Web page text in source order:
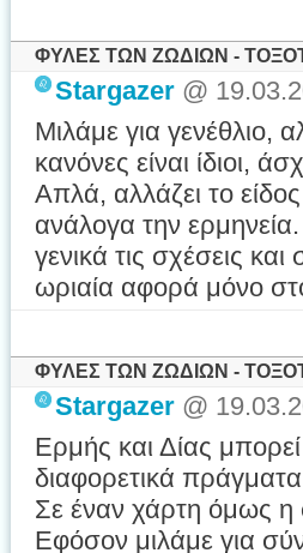
ΦΥΛΕΣ ΤΩΝ ΖΩΔΙΩΝ -
Stargazer @
Μιλάμε για γενέθλιο,
κανόνες είναι ίδιοι,
Απλά, αλλάζει το
ανάλογα την
γενικά τις σχέσεις
ωριαία αφορά μόνο
ΦΥΛΕΣ ΤΩΝ ΖΩΔΙΩΝ -
Stargazer @
Ερμής και Δίας
διαφορετικά
Σε έναν χάρτη όμως η
Εφόσον μιλάμε για